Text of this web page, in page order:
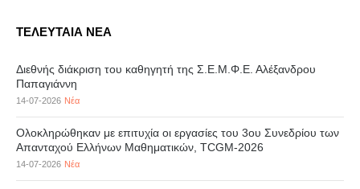
ΤΕΛΕΥΤΑΙΑ ΝΕΑ
Διεθνής διάκριση του καθηγητή της Σ.Ε.Μ.Φ.Ε. Αλέξανδρου
Παπαγιάννη
14-07-2026 Νέα
Ολοκληρώθηκαν με επιτυχία οι εργασίες του 3ου Συνεδρίου των
Απανταχού Ελλήνων Μαθηματικών, TCGM-2026
14-07-2026 Νέα